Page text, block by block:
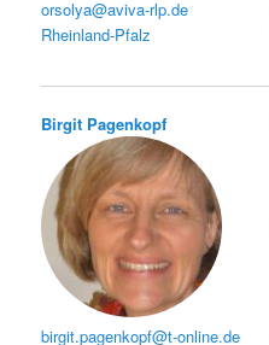
orsolya@aviva-rlp.de
Rheinland-Pfalz
Birgit Pagenkopf
birgit.pagenkopf@t-online.de